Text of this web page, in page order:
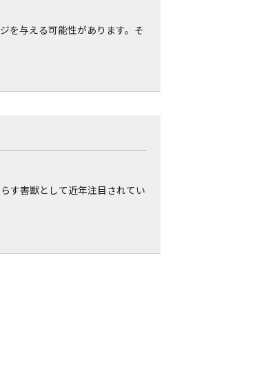
を与える可能性があります。そ
す害獣として近年注目されてい